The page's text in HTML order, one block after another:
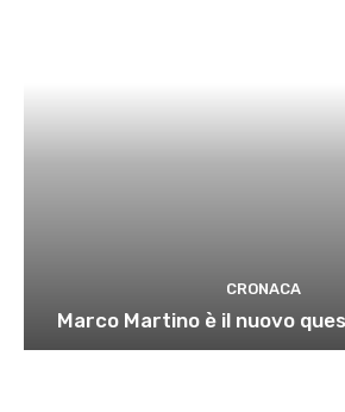
CRONACA
Marco Martino è il nuovo